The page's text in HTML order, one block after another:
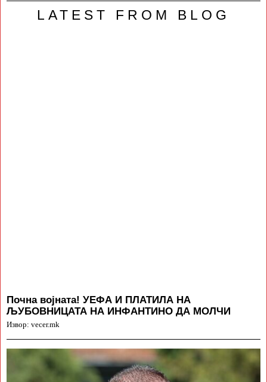
LATEST FROM BLOG
Почна војната! УЕФА И ПЛАТИЛА НА
ЉУБОВНИЦАТА НА ИНФАНТИНО ДА МОЛЧИ
Извор: vecer.mk